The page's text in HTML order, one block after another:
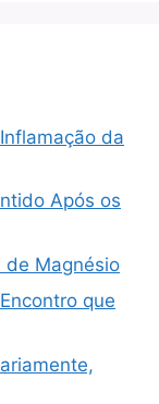
da
Após os
de Magnésio
que